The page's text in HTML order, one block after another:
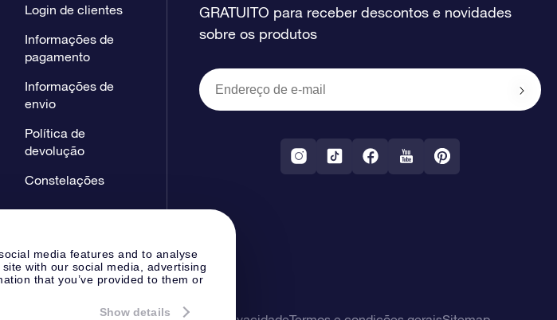
media features and to analyse
with our social media, advertising
that you’ve provided to them or
Show details
Login de clientes
Informações de
pagamento
Informações de
envio
Política de
devolução
Constelações
GRATUITO para receber descontos e novidades
sobre os produtos